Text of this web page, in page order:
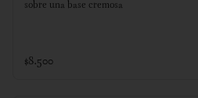
sobre una base cremosa
$8.500